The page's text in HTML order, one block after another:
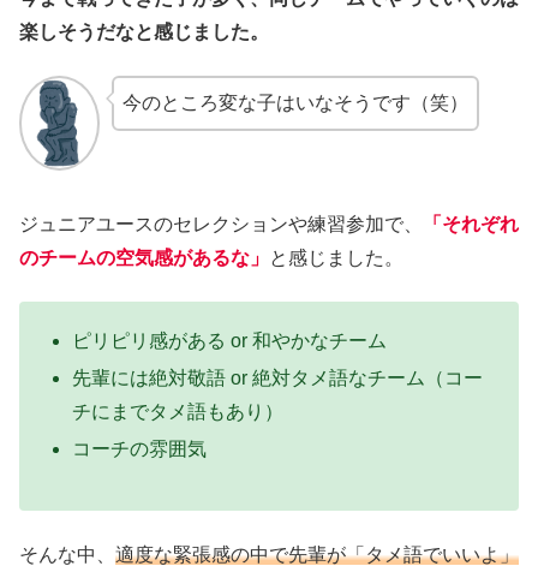
楽しそうだなと感じました。
今のところ変な子はいなそうです（笑）
ジュニアユースのセレクションや練習参加で、
「それぞれ
のチームの空気感があるな」 と感じました。
ピリピリ感がある or 和やかなチーム
先輩には絶対敬語 or 絶対タメ語なチーム（コー
チにまでタメ語もあり）
コーチの雰囲気
そんな中、 適度な緊張感の中で先輩が「タメ語でいいよ」